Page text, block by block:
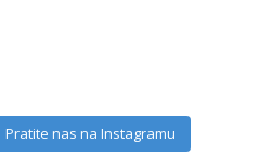
Pratite nas na Instagramu